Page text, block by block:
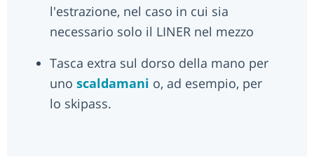
l'estrazione, nel caso in cui sia
necessario solo il LINER nel mezzo
Tasca extra sul dorso della mano per
uno scaldamani o, ad esempio, per
lo skipass.